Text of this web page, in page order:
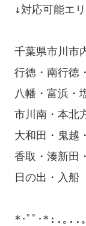
↓対応可能エ
千葉県市川市
行徳・南行徳
八幡・富浜・
市川南・本北
大和田・鬼越
香取・湊新田
日の出・入船
*･ﾟﾟ･*:.｡..